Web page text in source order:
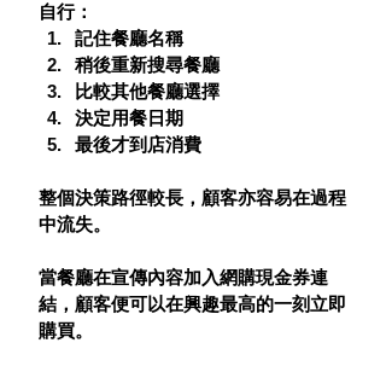
自行：
記住餐廳名稱
稍後重新搜尋餐廳
比較其他餐廳選擇
決定用餐日期
最後才到店消費
整個決策路徑較長，顧客亦容易在過程
中流失。
當餐廳在宣傳內容加入網購現金券連
結，顧客便可以在興趣最高的一刻立即
購買。